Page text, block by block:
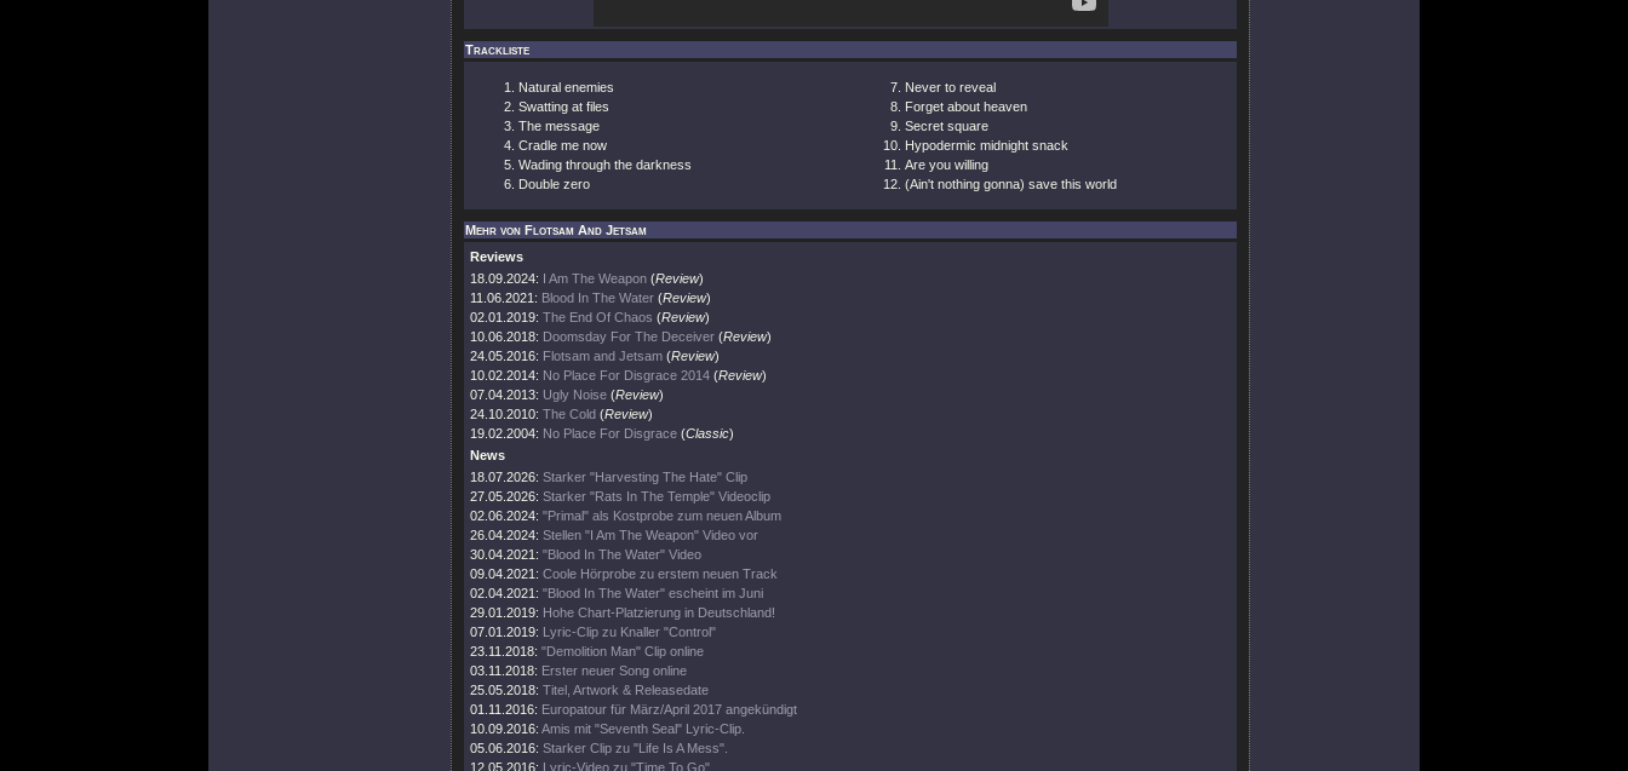
Trackliste
Natural enemies
Swatting at files
The message
Cradle me now
Wading through the darkness
Double zero
Never to reveal
Forget about heaven
Secret square
Hypodermic midnight snack
Are you willing
(Ain't nothing gonna) save this world
Mehr von Flotsam And Jetsam
Reviews
18.09.2024: I Am The Weapon (Review)
11.06.2021: Blood In The Water (Review)
02.01.2019: The End Of Chaos (Review)
10.06.2018: Doomsday For The Deceiver (Review)
24.05.2016: Flotsam and Jetsam (Review)
10.02.2014: No Place For Disgrace 2014 (Review)
07.04.2013: Ugly Noise (Review)
24.10.2010: The Cold (Review)
19.02.2004: No Place For Disgrace (Classic)
News
18.07.2026: Starker "Harvesting The Hate" Clip
27.05.2026: Starker "Rats In The Temple" Videoclip
02.06.2024: "Primal" als Kostprobe zum neuen Album
26.04.2024: Stellen "I Am The Weapon" Video vor
30.04.2021: "Blood In The Water" Video
09.04.2021: Coole Hörprobe zu erstem neuen Track
02.04.2021: "Blood In The Water" escheint im Juni
29.01.2019: Hohe Chart-Platzierung in Deutschland!
07.01.2019: Lyric-Clip zu Knaller "Control"
23.11.2018: "Demolition Man" Clip online
03.11.2018: Erster neuer Song online
25.05.2018: Titel, Artwork & Releasedate
01.11.2016: Europatour für März/April 2017 angekündigt
10.09.2016: Amis mit "Seventh Seal" Lyric-Clip.
05.06.2016: Starker Clip zu "Life Is A Mess".
12.05.2016: Lyric-Video zu "Time To Go"